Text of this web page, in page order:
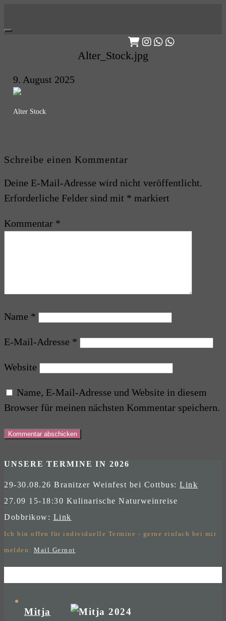
to
Alter_Stock.jpg
9. August 2025
Alter Stock
Schreibe einen Kommentar
Deine E-Mail-Adresse wird nicht veröffentlicht.
Erforderliche Felder sind mit * markiert
Kommentar *
Name *
E-Mail-Adresse *
Website
Name, E-Mail-Adresse und Website in diesem
Browser für meinen nächsten Kommentar speichern.
UNSERE TERMINE IN 2026
29-30.08.26 Branitzer Weinfest bei Cottbus: Link
27.09 15-18:30 Kulinarische Naturweinreise
Dobbrikow: Link
Ich bin offen für individuelle Termine - gerne einfach bei mir
melden: Mail Gernot
Mitja